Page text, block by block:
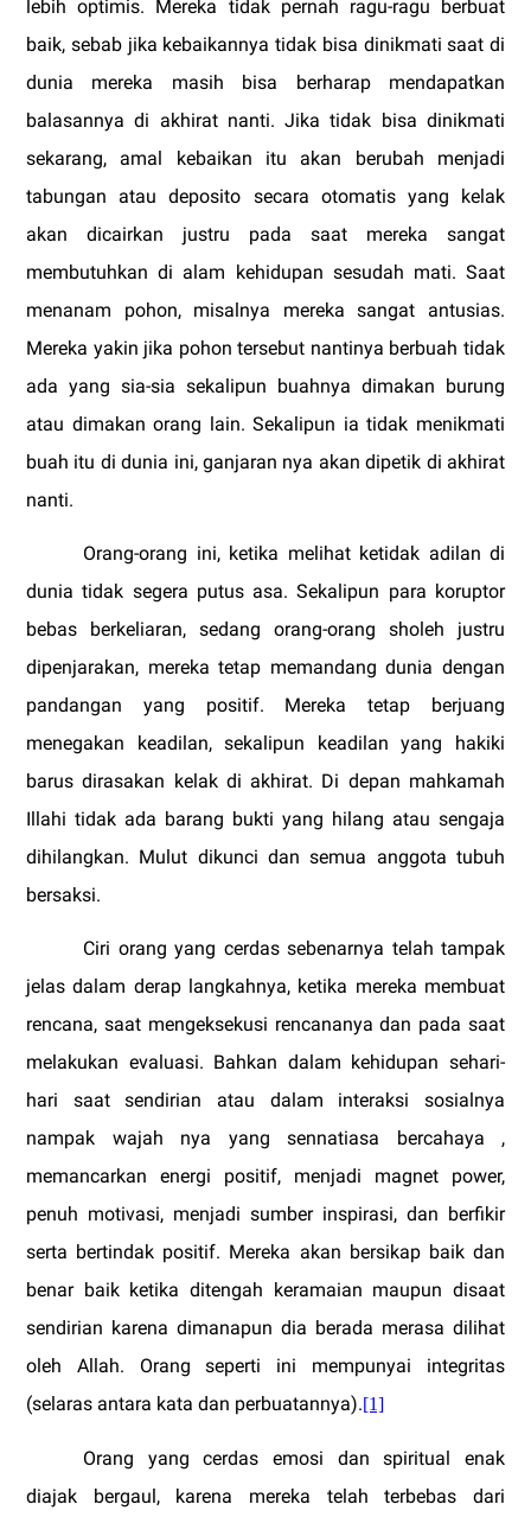
lebih optimis. Mereka tidak pernah ragu-ragu berbuat
baik, sebab jika kebaikannya tidak bisa dinikmati saat di
dunia mereka masih bisa berharap mendapatkan
balasannya di akhirat nanti. Jika tidak bisa dinikmati
sekarang, amal kebaikan itu akan berubah menjadi
tabungan atau deposito secara otomatis yang kelak
akan dicairkan justru pada saat mereka sangat
membutuhkan di alam kehidupan sesudah mati. Saat
menanam pohon, misalnya mereka sangat antusias.
Mereka yakin jika pohon tersebut nantinya berbuah tidak
ada yang sia-sia sekalipun buahnya dimakan burung
atau dimakan orang lain. Sekalipun ia tidak menikmati
buah itu di dunia ini, ganjaran nya akan dipetik di akhirat
nanti.
Orang-orang ini, ketika melihat ketidak adilan di
dunia tidak segera putus asa. Sekalipun para koruptor
bebas berkeliaran, sedang orang-orang sholeh justru
dipenjarakan, mereka tetap memandang dunia dengan
pandangan yang positif. Mereka tetap berjuang
menegakan keadilan, sekalipun keadilan yang hakiki
barus dirasakan kelak di akhirat. Di depan mahkamah
Illahi tidak ada barang bukti yang hilang atau sengaja
dihilangkan. Mulut dikunci dan semua anggota tubuh
bersaksi.
Ciri orang yang cerdas sebenarnya telah tampak
jelas dalam derap langkahnya, ketika mereka membuat
rencana, saat mengeksekusi rencananya dan pada saat
melakukan evaluasi. Bahkan dalam kehidupan sehari-
hari saat sendirian atau dalam interaksi sosialnya
nampak wajah nya yang sennatiasa bercahaya ,
memancarkan energi positif, menjadi magnet power,
penuh motivasi, menjadi sumber inspirasi, dan berfikir
serta bertindak positif. Mereka akan bersikap baik dan
benar baik ketika ditengah keramaian maupun disaat
sendirian karena dimanapun dia berada merasa dilihat
oleh Allah. Orang seperti ini mempunyai integritas
(selaras antara kata dan perbuatannya).[1]
Orang yang cerdas emosi dan spiritual enak
diajak bergaul, karena mereka telah terbebas dari